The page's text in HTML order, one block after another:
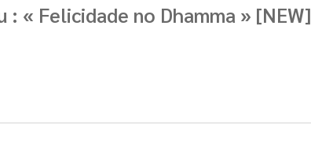
: « Felicidade no Dhamma » [NEW]